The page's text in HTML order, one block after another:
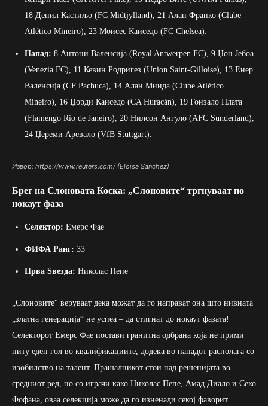
18 Денил Кастиљо (FC Midtjylland), 21 Алан Франко (Clube
Atlético Mineiro), 23 Моисес Каиседо (FC Chelsea).
Напад: 8 Антони Валенсија (Royal Antwerpen FC), 9 Џон Јебоа
(Venezia FC), 11 Кевин Родригез (Union Saint-Gilloise), 13 Енер
Валенсија (CF Pachuca), 14 Алан Минда (Clube Atlético
Mineiro), 16 Џорди Каиседо (CA Huracán), 19 Гонзало Плата
(Flamengo Rio de Janeiro), 20 Нилсон Ангуло (AFC Sunderland),
24 Џереми Аревало (VfB Stuttgart).
Извор: https://www.reuters.com/ {Eloisa Sanchez}
Брег на Слоновата Коска: „Слоновите“ тргнуваат по
нокаут фаза
Селектор: Емерс Фае
ФИФА Ранг: 33
Прва Ѕвезда: Николас Пепе
„Слоновите“ веруваат дека можат да го направат она што нивната
„златна генерација“ не успеа – да стигнат до нокаут фазата!
Селекторот Емерс Фае постави гранитна одбрана која не прими
ниту еден гол во квалификациите, додека во нападот располага со
изобилство на талент. Прашалникот стои над решенијата во
средниот ред, но со играчи како Николас Пепе, Амад Диало и Секо
Фофана, оваа селекција може да го изненади секој фаворит.